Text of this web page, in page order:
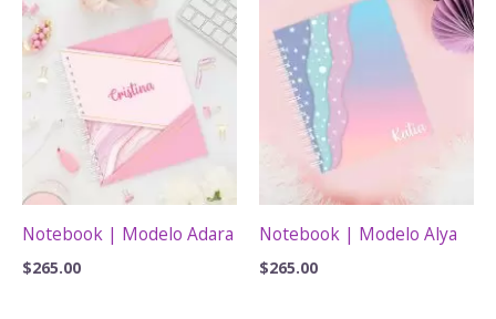
Notebook | Modelo Adara
$265.00
Notebook | Modelo Alya
$265.00